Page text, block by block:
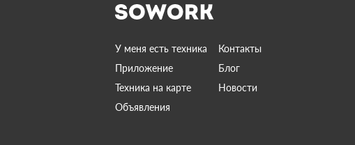
У меня есть техника
Контакты
Приложение
Блог
Техника на карте
Новости
Объявления